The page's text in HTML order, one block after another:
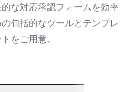
な対応承認フォームを効率
包括的なツールとテンプレ
をご用意。